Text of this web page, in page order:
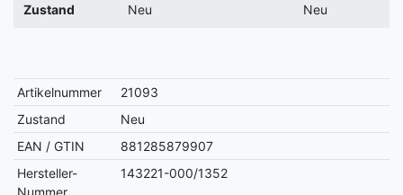
Zustand Neu Neu
Artikelnummer
21093
Zustand
Neu
EAN / GTIN
881285879907
Hersteller-
Nummer
143221-000/1352